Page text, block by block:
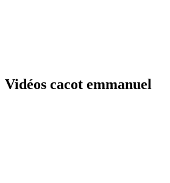
Vidéos cacot emmanuel